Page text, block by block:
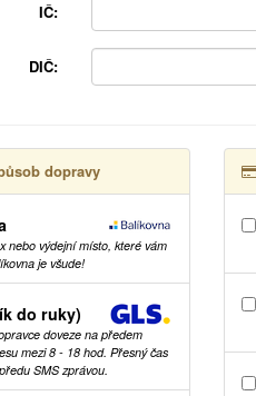
IČ:
DIČ:
dopravy
nebo výdejní místo, které vám
je všude!
do ruky)
doveze na předem
mezi 8 - 18 hod. Přesný čas
SMS zprávou.